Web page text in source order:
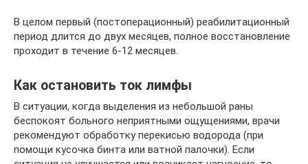
В целом первый (постоперационный) реабилитационный
период длится до двух месяцев, полное восстановление
проходит в течение 6-12 месяцев.
Как остановить ток лимфы
В ситуации, когда выделения из небольшой раны
беспокоят больного неприятными ощущениями, врачи
рекомендуют обработку перекисью водорода (при
помощи кусочка бинта или ватной палочки). Если